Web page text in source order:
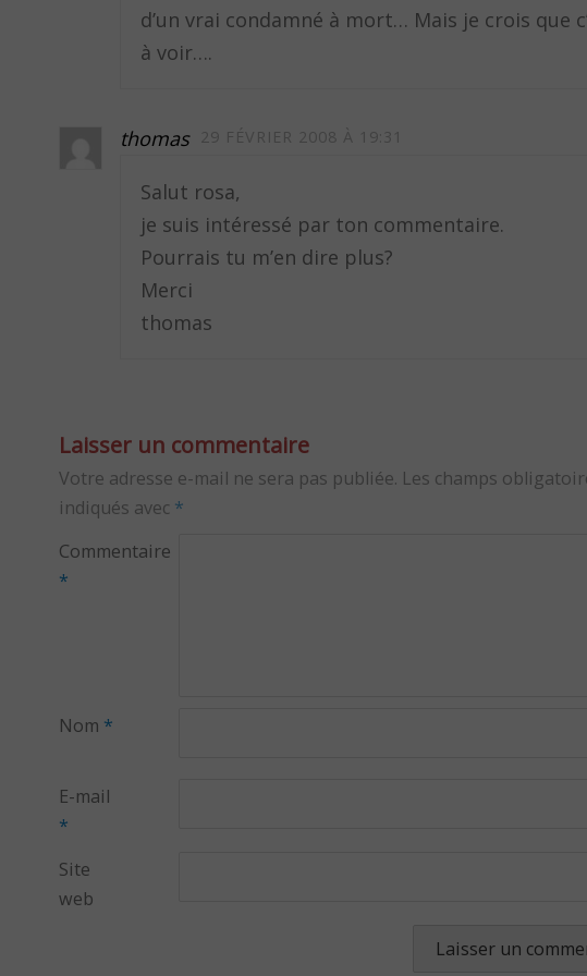
d’un vrai condamné à mort… Mais je crois que
à voir….
thomas 29 FÉVRIER 2008 À 19:31
Salut rosa,
je suis intéressé par ton commentaire.
Pourrais tu m’en dire plus?
Merci
thomas
Laisser un commentaire
Votre adresse e-mail ne sera pas publiée. Les champs
indiqués avec *
Commentaire
*
Nom *
E-mail
*
Site
web